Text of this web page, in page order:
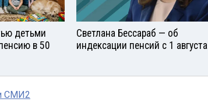
детьми
в 50
Светлана Бессараб — об
индексации пенсий с 1 августа
СМИ2